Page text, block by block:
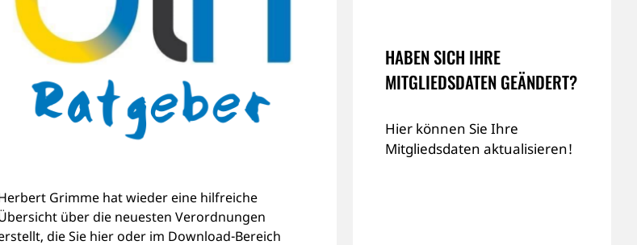
Grimme hat wieder eine hilfreiche
über die neuesten Verordnungen
die Sie hier oder im Download-Bereich
HABEN SICH IHRE
MITGLIEDSDATEN GEÄNDERT?
Hier können Sie Ihre
Mitgliedsdaten aktualisieren!